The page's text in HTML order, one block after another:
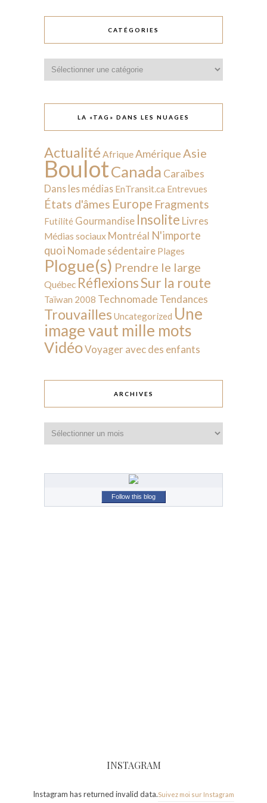
CATÉGORIES
LA «TAG» DANS LES NUAGES
Actualité AfriqueAmérique Asie
BoulotCanada Caraïbes
Dans les médias EnTransit.ca Entrevues
États d'âmes Europe Fragments
Futilité Gourmandise Insolite Livres
Médias sociaux Montréal N'importe
quoi Nomade sédentaire Plages
Plogue(s) Prendre le large
Québec RéflexionsSur la route
Taïwan 2008 Technomade Tendances
Trouvailles Uncategorized Une
image vaut mille mots
VidéoVoyager avec des enfants
ARCHIVES
Follow this blog
INSTAGRAM
Instagram has returned invalid data.Suivez moi sur Instagram